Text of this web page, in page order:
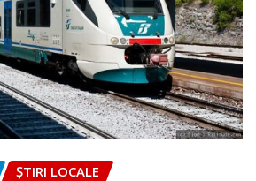
ȘTIRI LOCALE